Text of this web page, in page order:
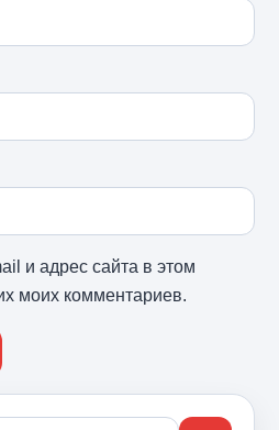
и адрес сайта в этом
моих комментариев.